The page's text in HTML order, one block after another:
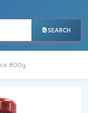
SEARCH
800g